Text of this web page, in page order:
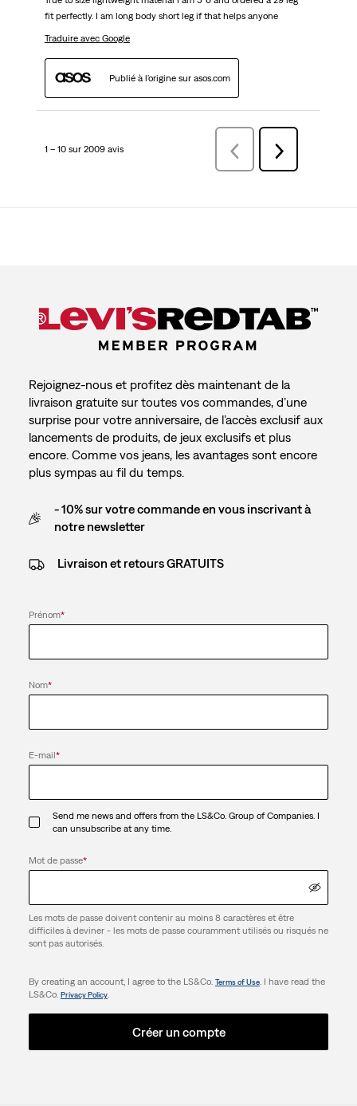
fit perfectly. I am long body short leg if that helps anyone
Traduire avec Google
Publié à l'origine sur asos.com
1 – 10 sur 2009 avis PrécédentavisSuivant
Rejoignez-nous et profitez dès maintenant de la
livraison gratuite sur toutes vos commandes, d’une
surprise pour votre anniversaire, de l’accès exclusif aux
lancements de produits, de jeux exclusifs et plus
encore. Comme vos jeans, les avantages sont encore
plus sympas au fil du temps.
- 10% sur votre commande en vous inscrivant à
notre newsletter
Livraison et retours GRATUITS
Prénom*
Nom*
E-mail*
Send me news and offers from the LS&Co. Group of Companies. I
can unsubscribe at any time.
Mot de passe*
Les mots de passe doivent contenir au moins 8 caractères et être
difficiles à deviner - les mots de passe couramment utilisés ou risqués ne
sont pas autorisés.
By creating an account, I agree to the LS&Co. Terms of Use. I have read the
LS&Co. Privacy Policy.
Créer un compte